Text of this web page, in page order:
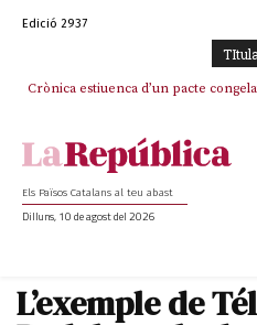
Edició 2937
Crònica estiuenca d’un pacte congelat
Rufián boicoteja l’estratègia
Els Països Catalans al teu abast
Dilluns, 10 de agost del 2026
L’exemple de